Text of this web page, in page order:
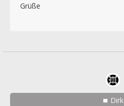
Grüße
Dirk